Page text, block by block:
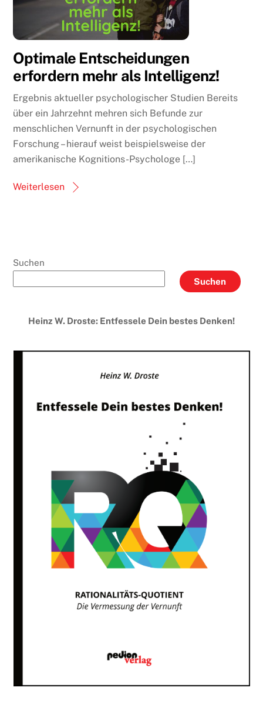
Optimale Entscheidungen
erfordern mehr als Intelligenz!
Ergebnis aktueller psychologischer Studien Bereits
über ein Jahrzehnt mehren sich Befunde zur
menschlichen Vernunft in der psychologischen
Forschung – hierauf weist beispielsweise der
amerikanische Kognitions-Psychologe […]
Weiterlesen
Suchen
Suchen
Heinz W. Droste: Entfessele Dein bestes Denken!